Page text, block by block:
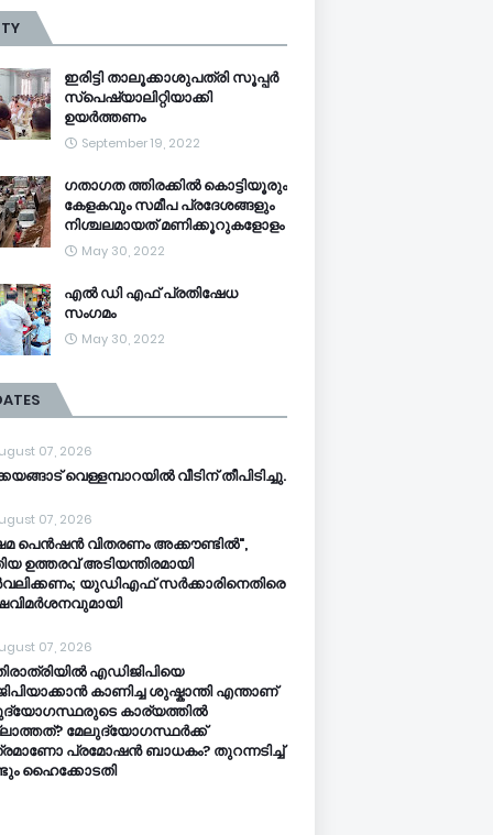
ഇരിട്ടി താലൂക്കാശുപത്രി സൂപ്പർ
സ്‌പെഷ്യാലിറ്റിയാക്കി
ഉയർത്തണം
September 19, 2022
ഗതാഗത ത്തിരക്കിൽ കൊട്ടിയൂരും
കേളകവും സമീപ പ്രദേശങ്ങളും
നിശ്ചലമായത് മണിക്കൂറുകളോളം
May 30, 2022
എൽ ഡി എഫ് പ്രതിഷേധ
സംഗമം
May 30, 2022
07, 2026
വെള്ളമ്പാറയിൽ വീടിന് തീപിടിച്ചു.
07, 2026
പെൻഷൻ വിതരണം അക്കൗണ്ടിൽ",
ഉത്തരവ് അടിയന്തിരമായി
യുഡിഎഫ് സർക്കാരിനെതിരെ
07, 2026
എഡിജിപിയെ
കാണിച്ച ശുഷ്കാന്തി എന്താണ്
കാര്യത്തിൽ
മേലുദ്യോഗസ്ഥർക്ക്
പ്രമോഷൻ ബാധകം? തുറന്നടിച്ച്
ഹൈക്കോടതി